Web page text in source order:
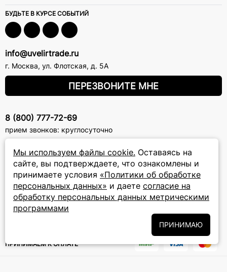
Мы используем файлы cookie. Оставаясь на
сайте, вы подтверждаете, что ознакомлены и
принимаете условия «Политики об обработке
персональных данных» и даете согласие на
обработку персональных данных метрическими
программами
ПРИНИМАЮ
БУДЬТЕ В КУРСЕ СОБЫТИЙ
info@uvelirtrade.ru
г. Москва, ул. Флотская, д. 5А
ПЕРЕЗВОНИТЕ МНЕ
8 (800) 777-72-69
прием звонков: круглосуточно
ПОДПИСКА НА РАССЫЛКУ
Подписаться на новости
Подписываясь на рассылку, вы соглашаетесь с условиямиПолитики
обработки персональных данных
обработку
ПРИНИМАЕМ К ОПЛАТЕ